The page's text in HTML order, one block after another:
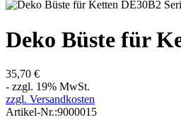
Deko Büste für
35,70 €
- zzgl. 19% MwSt.
zzgl. Versandkosten
Artikel-Nr.:9000015